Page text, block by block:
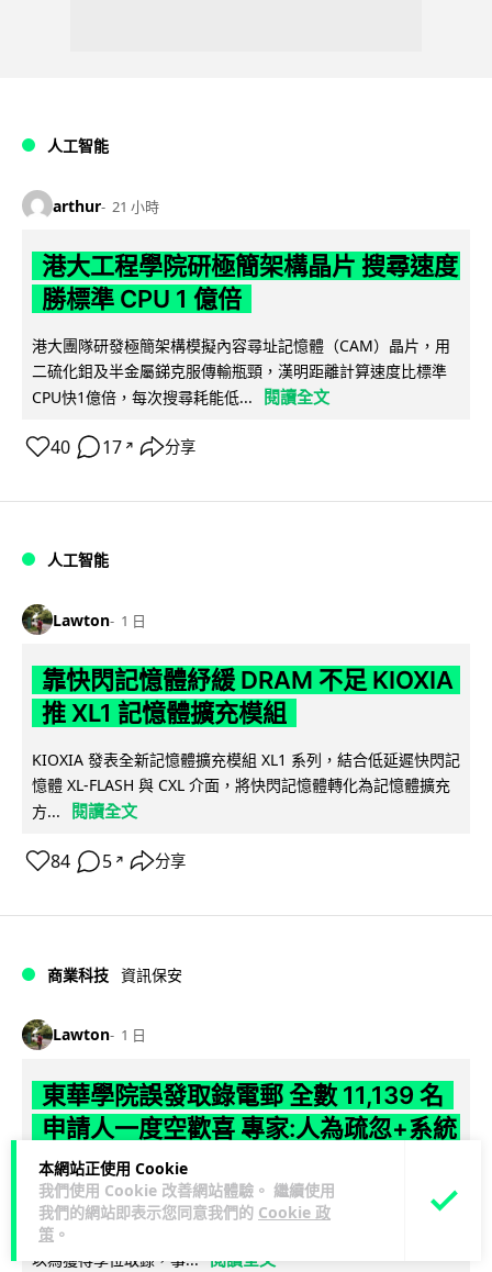
本網站正使用 Cookie
我們使用 Cookie 改善網站體驗。 繼續使用
我們的網站即表示您同意我們的 Cookie 政
策 。
人工智能
arthur 21 小時
港大工程學院研極簡架構晶片 搜尋速度
勝標準 CPU 1 億倍
港大團隊研發極簡架構模擬內容尋址記憶體（CAM）晶片，用
二硫化鉬及半金屬銻克服傳輸瓶頸，漢明距離計算速度比標準
CPU快1億倍，每次搜尋耗能低...
閱讀全文
40 17 ↗ 分享
人工智能
Lawton 1 日
靠快閃記憶體紓緩 DRAM 不足 KIOXIA
推 XL1 記憶體擴充模組
KIOXIA 發表全新記憶體擴充模組 XL1 系列，結合低延遲快閃記
憶體 XL-FLASH 與 CXL 介面，將快閃記憶體轉化為記憶體擴充
方...
閱讀全文
84 5 ↗ 分享
商業科技 資訊保安
Lawton 1 日
東華學院誤發取錄電郵 全數 11,139 名
申請人一度空歡喜 專家:人為疏忽+系統
防護缺失
東華學院今日（5 日）大學聯招放榜之際，因人為疏忽向全數
11,139 名課程申請人錯誤發出取錄通知電郵，令大批考生一度
以為獲得學位取錄，事... 閱讀全文